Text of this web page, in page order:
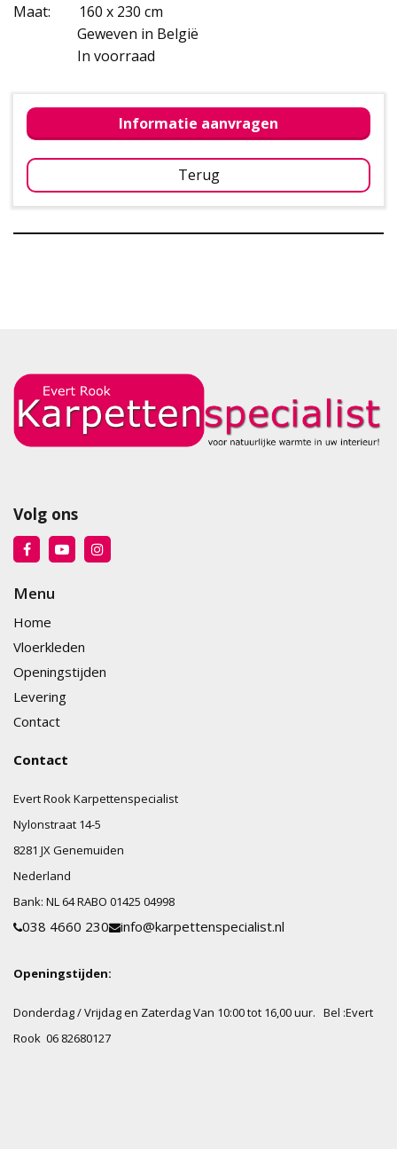
Maat: 160 x 230 cm
Geweven in België
In voorraad
Informatie aanvragen
Terug
Volg ons
Menu
Home
Vloerkleden
Openingstijden
Levering
Contact
Contact
Evert Rook Karpettenspecialist
Nylonstraat 14-5
8281 JXGenemuiden
Nederland
Bank: NL 64 RABO 01425 04998
038 4660 230 info@karpettenspecialist.nl
Openingstijden:
Donderdag / Vrijdag en Zaterdag Van 10:00 tot 16,00 uur. Bel :Evert
Rook 06 82680127